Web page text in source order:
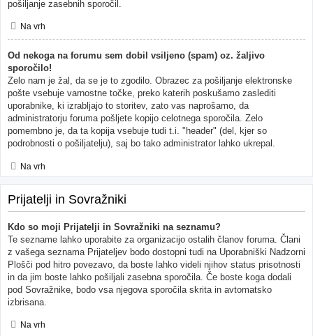
pošiljanje zasebnih sporočil.
Na vrh
Od nekoga na forumu sem dobil vsiljeno (spam) oz. žaljivo
sporočilo!
Zelo nam je žal, da se je to zgodilo. Obrazec za pošiljanje elektronske
pošte vsebuje varnostne točke, preko katerih poskušamo zaslediti
uporabnike, ki izrabljajo to storitev, zato vas naprošamo, da
administratorju foruma pošljete kopijo celotnega sporočila. Zelo
pomembno je, da ta kopija vsebuje tudi t.i. "header" (del, kjer so
podrobnosti o pošiljatelju), saj bo tako administrator lahko ukrepal.
Na vrh
Prijatelji in Sovražniki
Kdo so moji Prijatelji in Sovražniki na seznamu?
Te sezname lahko uporabite za organizacijo ostalih članov foruma. Člani
z vašega seznama Prijateljev bodo dostopni tudi na Uporabniški Nadzorni
Plošči pod hitro povezavo, da boste lahko videli njihov status prisotnosti
in da jim boste lahko pošiljali zasebna sporočila. Če boste koga dodali
pod Sovražnike, bodo vsa njegova sporočila skrita in avtomatsko
izbrisana.
Na vrh